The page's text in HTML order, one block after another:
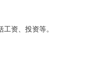
资、投资等。